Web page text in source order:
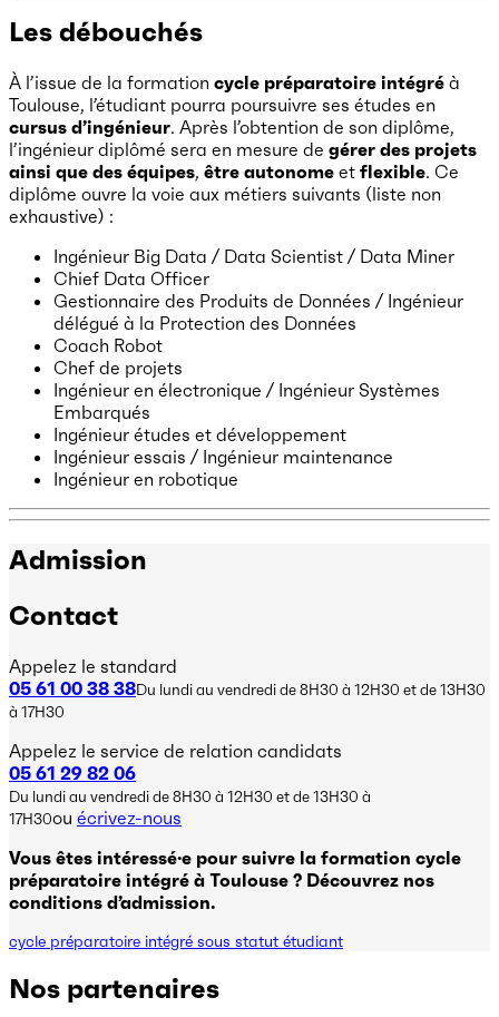
Les débouchés
À l’issue de la formation cycle préparatoire intégré à
Toulouse, l’étudiant pourra poursuivre ses études en
cursus d’ingénieur. Après l’obtention de son diplôme,
l’ingénieur diplômé sera en mesure de gérer des projets
ainsi que des équipes, être autonome et flexible. Ce
diplôme ouvre la voie aux métiers suivants (liste non
exhaustive) :
Ingénieur Big Data / Data Scientist / Data Miner
Chief Data Officer
Gestionnaire des Produits de Données / Ingénieur
délégué à la Protection des Données
Coach Robot
Chef de projets
Ingénieur en électronique / Ingénieur Systèmes
Embarqués
Ingénieur études et développement
Ingénieur essais / Ingénieur maintenance
Ingénieur en robotique
Admission
Contact
Appelez le standard
05 61 00 38 38Du lundi au vendredi de 8H30 à 12H30 et de 13H30
à 17H30
Appelez le service de relation candidats
05 61 29 82 06
Du lundi au vendredi de 8H30 à 12H30 et de 13H30 à
17H30ou écrivez-nous
Vous êtes intéressé·e pour suivre la formation cycle
préparatoire intégré à Toulouse ? Découvrez nos
conditions d’admission.
cycle préparatoire intégré sous statut étudiant
Nos partenaires